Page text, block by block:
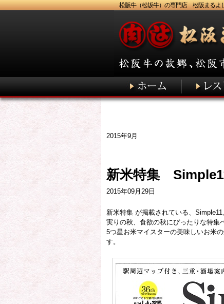
松阪牛（松坂牛）の専門店 松阪まる
2015年9月
新米特集
2015年09月29日
新米特集 が掲載されている、
実りの秋、食欲の秋にぴったりな特集
5つ星お米マイスターの美味しいお米
す。